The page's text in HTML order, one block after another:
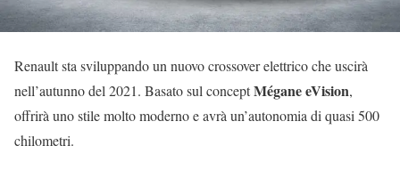
Renault sta sviluppando un nuovo crossover elettrico che uscirà
nell’autunno del 2021. Basato sul conceptMégane eVision,
offrirà uno stile molto moderno e avrà un’autonomia di quasi 500
chilometri.